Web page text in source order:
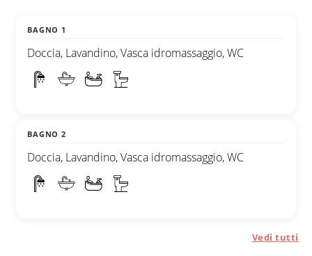
BAGNO 1
Doccia, Lavandino, Vasca idromassaggio, WC
BAGNO 2
Doccia, Lavandino, Vasca idromassaggio, WC
Vedi tutti